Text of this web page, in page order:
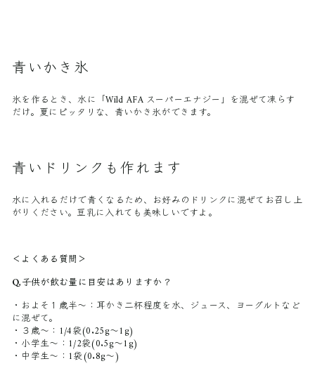
青いかき氷
氷を作るとき、水に「Wild AFA スーパーエナジー」を混ぜて凍らす
だけ。夏にピッタリな、青いかき氷ができます。
青いドリンクも作れます
水に入れるだけで青くなるため、お好みのドリンクに混ぜてお召し上
がりください。豆乳に入れても美味しいですよ。
＜よくある質問＞
Q,子供が飲む量に目安はありますか？
・ およそ１歳半〜 ： 耳かき二杯程度を水、ジュース、ヨーグルトなど
に混ぜて。
・ ３歳〜 ： 1/4袋(0.25g～1g)
・ 小学生〜 ： 1/2袋(0.5g～1g)
・ 中学生〜 ： 1袋(0.8g～)